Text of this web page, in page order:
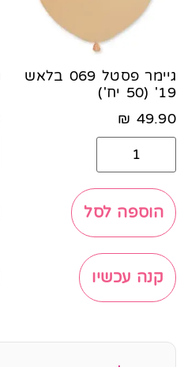
גיימר פסטל 069 בלאש
19' (50 יח')
49.90
₪
הוספה לסל
קנה עכשיו